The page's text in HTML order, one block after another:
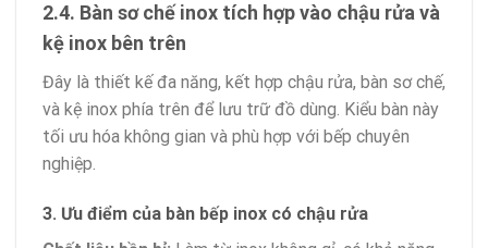
2.4. Bàn sơ chế inox tích hợp vào chậu rửa và
kệ inox bên trên
Đây là thiết kế đa năng, kết hợp chậu rửa, bàn sơ chế,
và kệ inox phía trên để lưu trữ đồ dùng. Kiểu bàn này
tối ưu hóa không gian và phù hợp với bếp chuyên
nghiệp.
3. Ưu điểm của bàn bếp inox có chậu rửa